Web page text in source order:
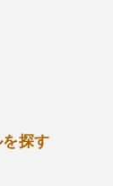
探す